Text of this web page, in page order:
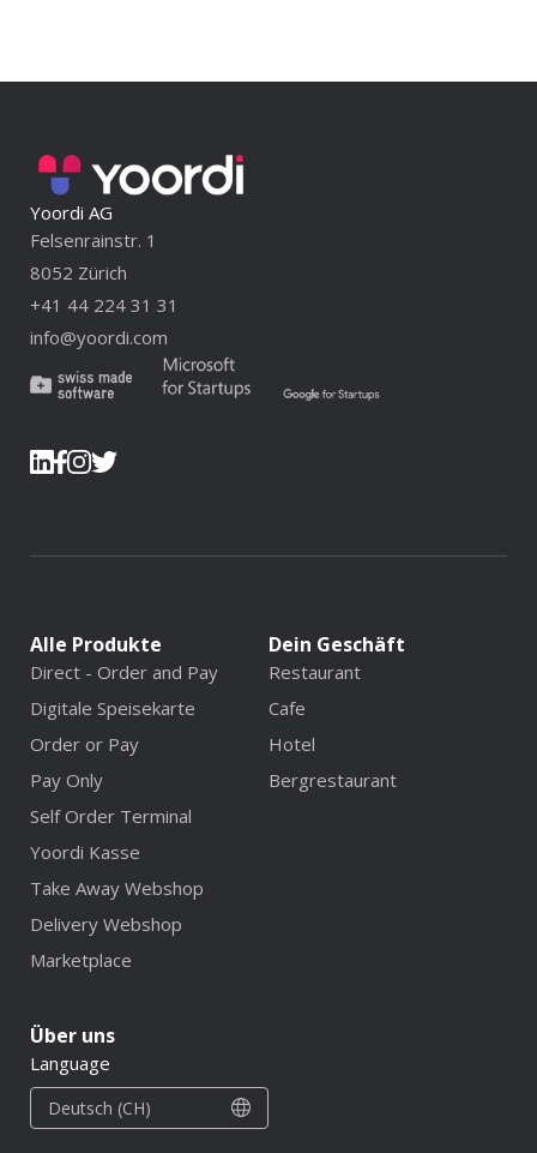
Yoordi AG
Felsenrainstr. 1
8052 Zürich
+41 44 224 31 31
info@yoordi.com
Alle Produkte
Direct - Order and Pay
Digitale Speisekarte
Order or Pay
Pay Only
Self Order Terminal
Yoordi Kasse
Take Away Webshop
Delivery Webshop
Marketplace
Dein Geschäft
Restaurant
Cafe
Hotel
Bergrestaurant
Über uns
Language
Deutsch (CH)